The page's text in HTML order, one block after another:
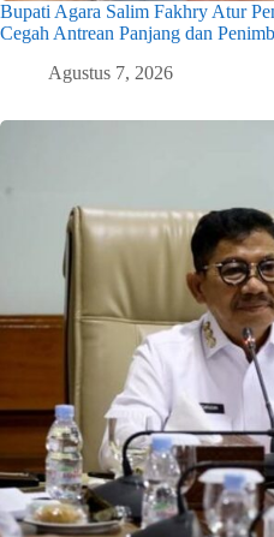
Bupati Agara Salim Fakhry Atur
Cegah Antrean Panjang dan
Agustus 7, 2026